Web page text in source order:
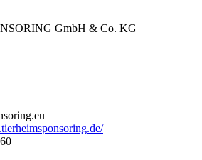
GmbH & Co. KG